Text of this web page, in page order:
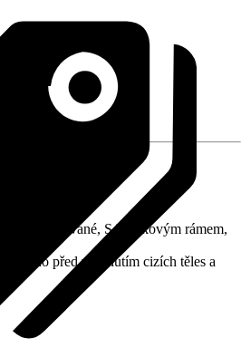
integrované, S hliníkovým rámem,
před vniknutím cizích těles a